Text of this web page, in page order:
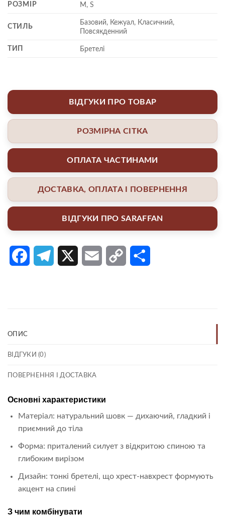
РОЗМІР M, S
СТИЛЬ
Базовий, Кежуал, Класичний,
Повсякденний
ТИП Бретелі
ВІДГУКИ ПРО ТОВАР
РОЗМІРНА СІТКА
ОПЛАТА ЧАСТИНАМИ
ДОСТАВКА, ОПЛАТА І ПОВЕРНЕННЯ
ВІДГУКИ ПРО SARAFFAN
FacebookTelegram Email Copy
ОПИС
ВІДГУКИ (0)
ПОВЕРНЕННЯ І ДОСТАВКА
Основні характеристики
Матеріал: натуральний шовк — дихаючий, гладкий і
приємний до тіла
Форма: приталений силует з відкритою спиною та
глибоким вирізом
Дизайн: тонкі бретелі, що хрест-навхрест формують
акцент на спині
З чим комбінувати